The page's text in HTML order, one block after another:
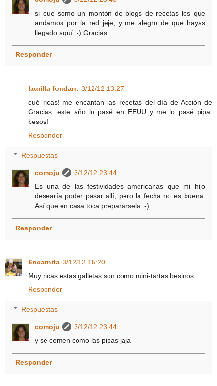
si que somo un montón de blogs de recetas los que
andamos por la red jeje, y me alegro de que hayas
llegado aquí :-) Gracias
Responder
laurilla fondant 3/12/12 13:27
qué ricas! me encantan las recetas del día de Acción de
Gracias. este año lo pasé en EEUU y me lo pasé pipa.
besos!
Responder
Respuestas
comoju
3/12/12 23:44
Es una de las festividades americanas que mi hijo
desearía poder pasar allí, pero la fecha no es buena.
Así que en casa toca preparársela :-)
Responder
Encarnita 3/12/12 15:20
Muy ricas estas galletas son como mini-tartas.besinos
Responder
Respuestas
comoju
3/12/12 23:44
y se comen como las pipas jaja
Responder